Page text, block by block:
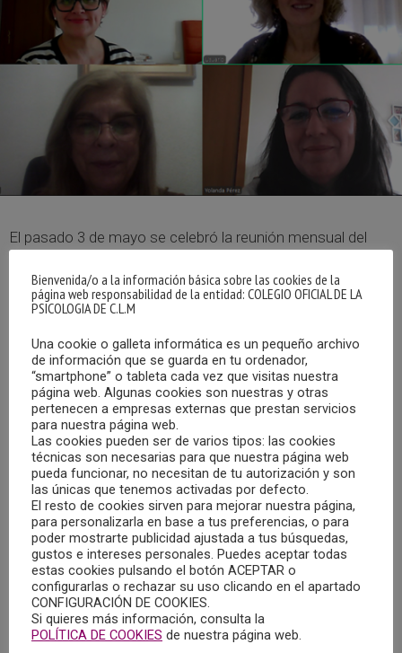
El pasado 3 de mayo se celebró la reunión mensual del
Colegio Oficial de la Psicología de Castilla-La Mancha, que
estuvo coordinada por la tesorera y responsable del área,
Durante la reunión se dio difusión a diversos eventos de
interés para la profesión, como la XVI Jornada de
Psicología y Sociedad del COPCLM, a celebrar en Ciudad
Real el 7 de junio, y en la esfera específica del área de
Psicología Jurídica, el XIII Congreso de la Asociación
Iberoamericana de Psicología Jurídica AIPJ , del 12 al 15
de junio de 2024 en Valencia.
Durante la reunión, el grupo se centró en continuar
trabajando la guía de buenas prácticas en la elaboración
de informes periciales, dotando al texto de contenido de
rigor científico y actual. En esta línea se continuaron
repasando las escalas y cuestionarios de actualidad que
Bienvenida/o a la información básica sobre las cookies de la
página web responsabilidad de la entidad: COLEGIO OFICIAL DE LA
PSICOLOGIA DE C.L.M
Una cookie o galleta informática es un pequeño archivo
de información que se guarda en tu ordenador,
“smartphone” o tableta cada vez que visitas nuestra
página web. Algunas cookies son nuestras y otras
pertenecen a empresas externas que prestan servicios
para nuestra página web.
Las cookies pueden ser de varios tipos: las cookies
técnicas son necesarias para que nuestra página web
pueda funcionar, no necesitan de tu autorización y son
las únicas que tenemos activadas por defecto.
El resto de cookies sirven para mejorar nuestra página,
para personalizarla en base a tus preferencias, o para
poder mostrarte publicidad ajustada a tus búsquedas,
gustos e intereses personales. Puedes aceptar todas
estas cookies pulsando el botón ACEPTAR o
configurarlas o rechazar su uso clicando en el apartado
CONFIGURACIÓN DE COOKIES.
Si quieres más información, consulta la
POLÍTICA DE COOKIES de nuestra página web.